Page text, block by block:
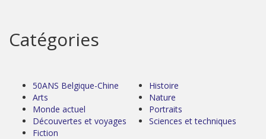
Catégories
50ANS Belgique-Chine
Arts
Monde actuel
Découvertes et voyages
Fiction
Histoire
Nature
Portraits
Sciences et techniques